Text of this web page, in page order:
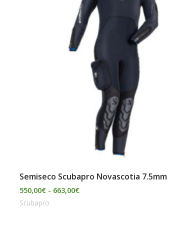
Semiseco Scubapro Novascotia 7.5mm
550,00€ - 663,00€
663,00€
Scubapro